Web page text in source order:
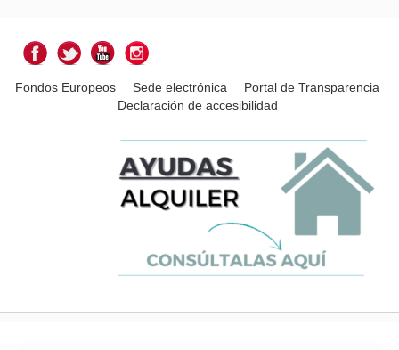
Fondos Europeos Sede electrónica
Portal de Transparencia
Declaración de accesibilidad